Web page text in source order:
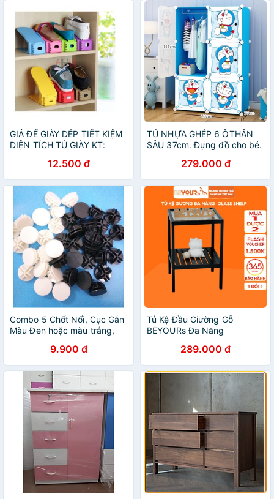
GIÁ ĐỂ GIÀY DÉP TIẾT KIỆM
DIỆN TÍCH TỦ GIÀY KT:
12.500 đ
TỦ NHỰA GHÉP 6 ÔTHÂN
SÂU 37cm. Đựng đồ cho bé.
279.000 đ
Combo 5 Chốt Nối, Cục Gắn
Màu Đen hoặc màu trắng,
9.900 đ
Tủ Kệ Đầu Giường Gỗ
BEYOURs Đa Năng
Phòng Ngủ289.000 đ